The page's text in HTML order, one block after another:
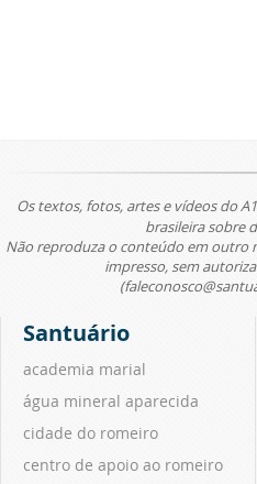
Os textos, fotos, artes e vídeos do
brasileira sobre
Não reproduza o conteúdo em outro
impresso, sem
Santuário
academia marial
água mineral aparecida
cidade do romeiro
centro de apoio ao romeiro